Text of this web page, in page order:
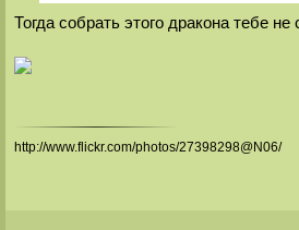
Тогда собрать этого дракона тебе не
http://www.flickr.com/photos/27398298@N06/